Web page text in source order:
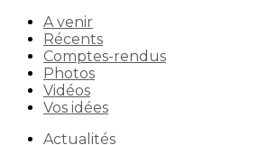
A venir
Récents
Comptes-rendus
Photos
Vidéos
Vos idées
Actualités